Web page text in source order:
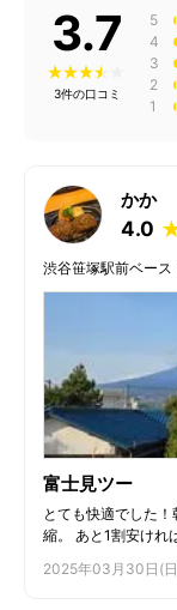
3.7
3件の口コミ
5
4
3
2
1
かか
4.0
渋谷笹塚駅前ベース
富士見ツー
とても快適でした
縮。 あと1割安けれ
2025年03月30日(